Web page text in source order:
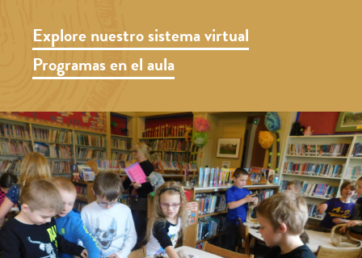
Explore nuestro sistema virtual
Programas en el aula